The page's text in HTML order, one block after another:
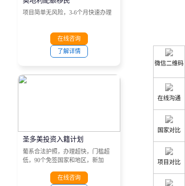
项目简单无风险，3-6个月快速办理
在线咨询
了解详情
圣多美投资入籍计划
葡系合法护照，办理超快，门槛超
低，90个免签国家和地区，新加
马来西亚和非洲大部分国家等目的
在线咨询
微信二维码
在线沟通
国家对比
项目对比